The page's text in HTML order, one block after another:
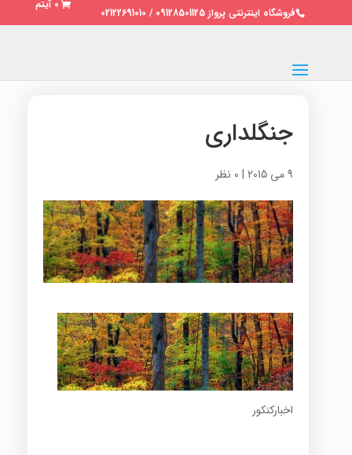
فروشگاه اینترنتی پرواز 09128501125 / 02122691010
0 آیتم
جنگلداری
9 می 2015 | 0 نظر
اخبارکنکور